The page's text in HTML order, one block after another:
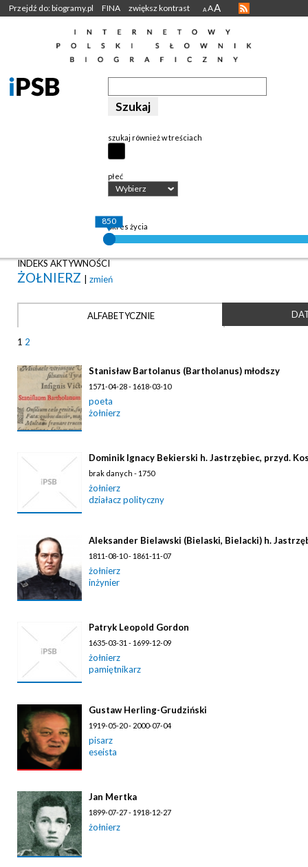
Przejdź do: biogramy.pl FINA zwiększ kontrast A AA
szukaj również w treściach
płeć
Wybierz
okres życia
850
INDEKS AKTYWNOŚCI
ŻOŁNIERZ | zmień
ALFABETYCZNIE
1 2
Stanisław Bartolanus (Bartholanus) młodszy
1571-04-28 - 1618-03-10
poeta
żołnierz
Dominik Ignacy Bekierski h. Jastrzębiec, przyd.
brak danych - 1750
żołnierz
działacz polityczny
Aleksander Bielawski (Bielaski, Bielacki) h.
1811-08-10 - 1861-11-07
żołnierz
inżynier
Patryk Leopold Gordon
1635-03-31 - 1699-12-09
żołnierz
pamiętnikarz
Gustaw Herling-Grudziński
1919-05-20 - 2000-07-04
pisarz
eseista
Jan Mertka
1899-07-27 - 1918-12-27
żołnierz